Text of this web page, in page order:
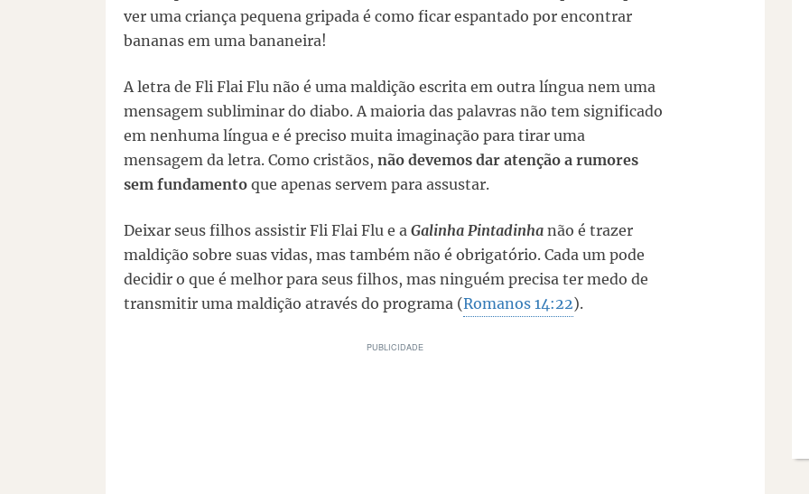
ver uma criança pequena gripada é como ficar espantado por encontrar
bananas em uma bananeira!
A letra de Fli Flai Flu não é uma maldição escrita em outra língua nem uma
mensagem subliminar do diabo. A maioria das palavras não tem significado
em nenhuma língua e é preciso muita imaginação para tirar uma
mensagem da letra. Como cristãos, não devemos dar atenção a rumores
sem fundamento que apenas servem para assustar.
Deixar seus filhos assistir Fli Flai Flu e a Galinha Pintadinha não é trazer
maldição sobre suas vidas, mas também não é obrigatório. Cada um pode
decidir o que é melhor para seus filhos, mas ninguém precisa ter medo de
transmitir uma maldição através do programa (Romanos 14:22).